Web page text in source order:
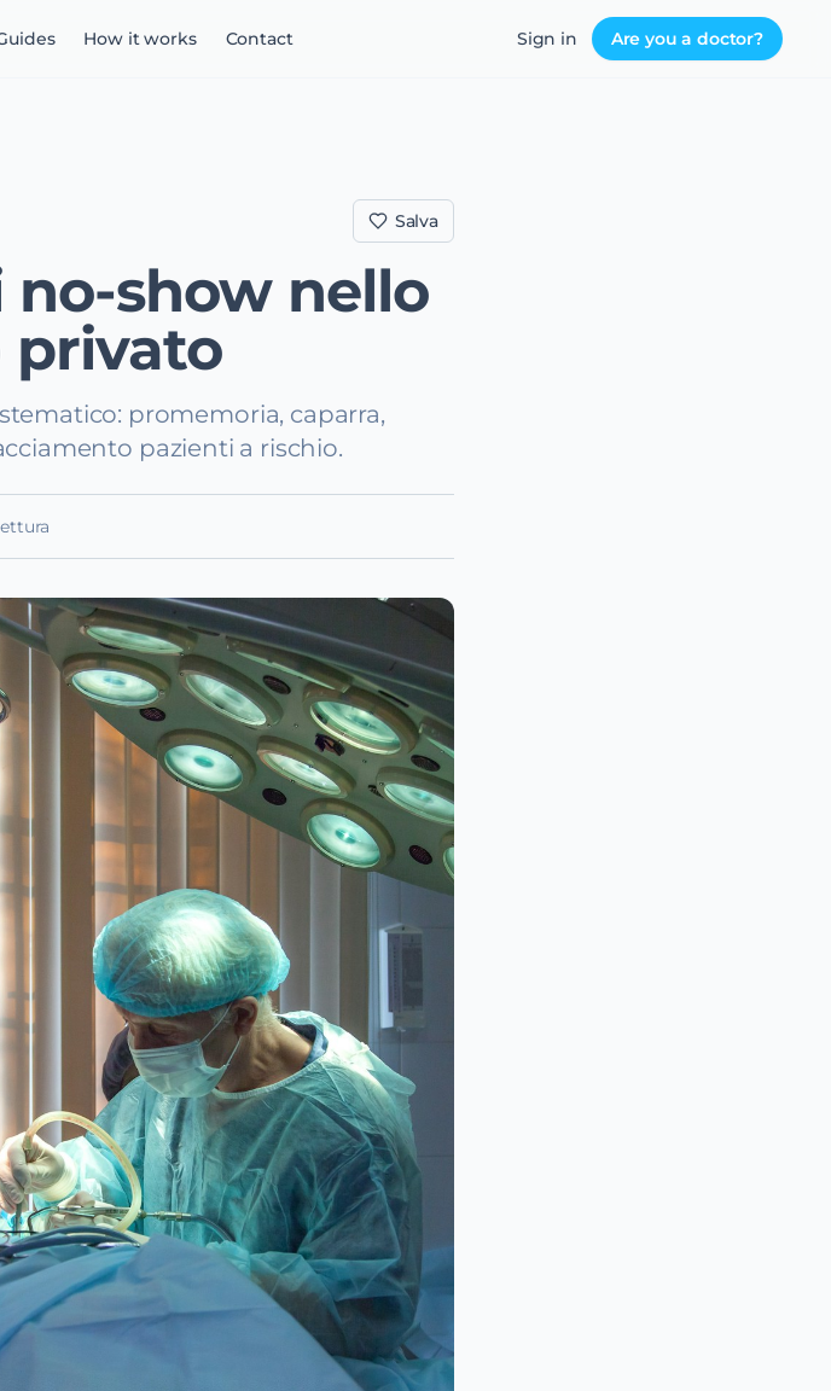
How it works Contact Sign in Are you a doctor?
Salva
show nello
privato
promemoria, caparra,
pazienti a rischio.